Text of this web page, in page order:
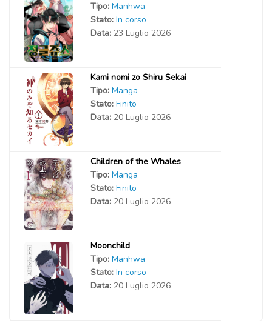
Tipo: Manhwa
Stato: In corso
Data: 23 Luglio 2026
Kami nomi zo Shiru Sekai
Tipo: Manga
Stato: Finito
Data: 20 Luglio 2026
Children of the Whales
Tipo: Manga
Stato: Finito
Data: 20 Luglio 2026
Moonchild
Tipo: Manhwa
Stato: In corso
Data: 20 Luglio 2026